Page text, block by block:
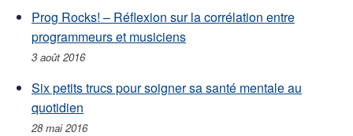
Prog Rocks! – Réflexion sur la corrélation entre
programmeurs et musiciens
3 août 2016
Six petits trucs pour soigner sa santé mentale au
quotidien
28 mai 2016